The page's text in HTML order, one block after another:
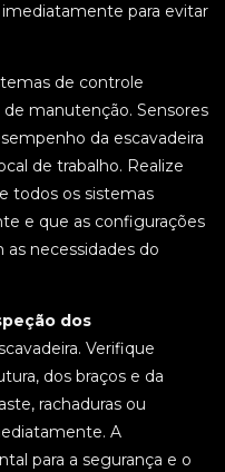
para evitar
de controle
manutenção. Sensores
da escavadeira
de trabalho. Realize
todos os sistemas
e que as configurações
necessidades do
dos
Verifique
dos braços e da
rachaduras ou
A
para a segurança e o